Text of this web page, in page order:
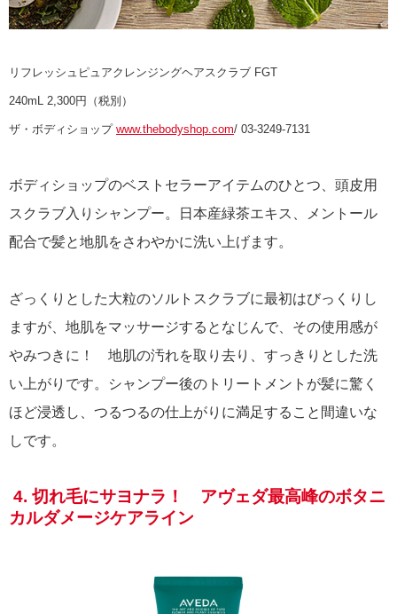
リフレッシュピュアクレンジングヘアスクラブ FGT
240mL 2,300円（税別）
ザ・ボディショップ www.thebodyshop.com/ 03-3249-7131
ボディショップのベストセラーアイテムのひとつ、頭皮用
スクラブ入りシャンプー。日本産緑茶エキス、メントール
配合で髪と地肌をさわやかに洗い上げます。
ざっくりとした大粒のソルトスクラブに最初はびっくりし
ますが、地肌をマッサージするとなじんで、その使用感が
やみつきに！ 地肌の汚れを取り去り、すっきりとした洗
い上がりです。シャンプー後のトリートメントが髪に驚く
ほど浸透し、つるつるの仕上がりに満足すること間違いな
しです。
4. 切れ毛にサヨナラ！ アヴェダ最高峰のボタニ
カルダメージケアライン